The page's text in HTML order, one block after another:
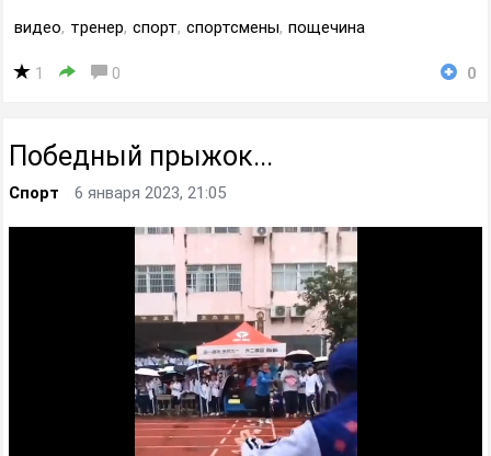
видео, тренер, спорт, спортсмены, пощечина
1 0 0
Победный прыжок...
Спорт 6 января 2023, 21:05